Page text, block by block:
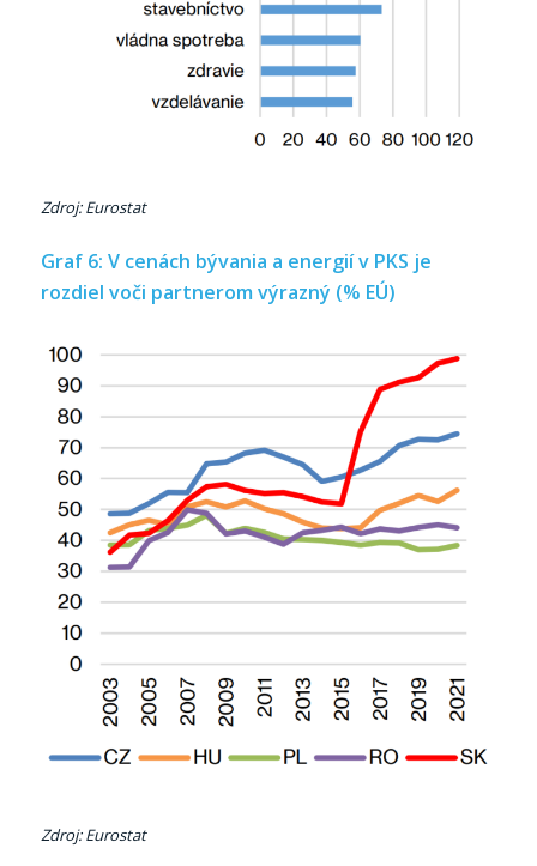
Zdroj: Eurostat
Graf 6: V cenách bývania a energií v PKS je
rozdiel voči partnerom výrazný (% EÚ)
Zdroj: Eurostat